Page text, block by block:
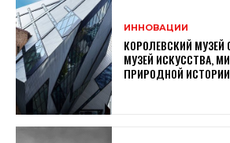
ИННОВАЦИИ
КОРОЛЕВСКИЙ МУЗЕЙ
МУЗЕЙ ИСКУССТВА,
ПРИРОДНОЙ